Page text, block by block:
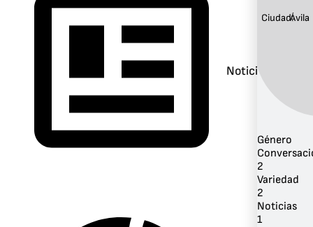
Noticias
Ciudad:Ávila
Género
2
Variedad
2
Noticias
1